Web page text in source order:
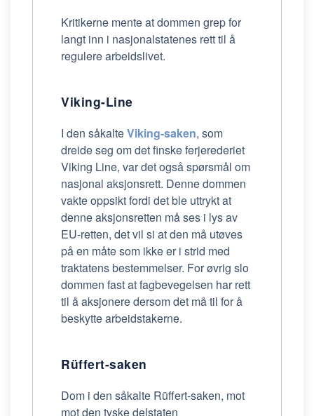
Kritikerne mente at dommen grep for
langt inn i nasjonalstatenes rett til å
regulere arbeidslivet.
Viking-Line
I den såkalteViking-saken, som
dreide seg om det finske ferjerederiet
Viking Line, var det også spørsmål om
nasjonal aksjonsrett. Denne dommen
vakte oppsikt fordi det ble uttrykt at
denne aksjonsretten må ses i lys av
EU-retten, det vil si at den må utøves
på en måte som ikke er i strid med
traktatens bestemmelser. For øvrig slo
dommen fast at fagbevegelsen har rett
til å aksjonere dersom det må til for å
beskytte arbeidstakerne.
Rüffert-saken
Dom i den såkalte Rüffert-saken, mot
mot den tyske delstaten